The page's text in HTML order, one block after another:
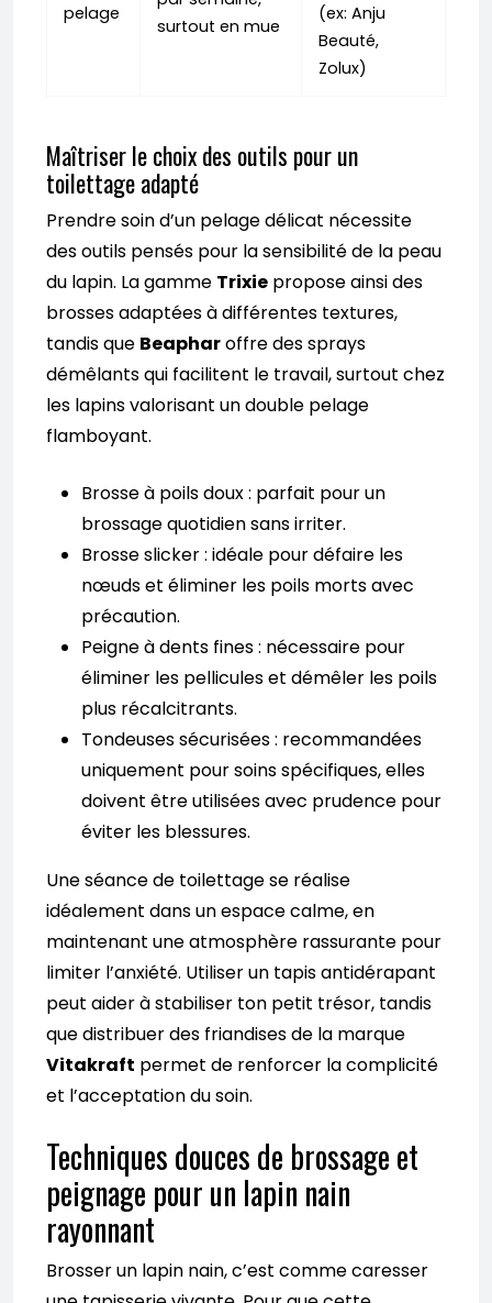
pelage
surtout en mue
(ex: Anju
Beauté,
Zolux)
Maîtriser le choix des outils pour un
toilettage adapté
Prendre soin d’un pelage délicat nécessite
des outils pensés pour la sensibilité de la peau
du lapin. La gamme Trixie propose ainsi des
brosses adaptées à différentes textures,
tandis que Beapharoffre des sprays
démêlants qui facilitent le travail, surtout chez
les lapins valorisant un double pelage
flamboyant.
Brosse à poils doux : parfait pour un
brossage quotidien sans irriter.
Brosse slicker : idéale pour défaire les
nœuds et éliminer les poils morts avec
précaution.
Peigne à dents fines : nécessaire pour
éliminer les pellicules et démêler les poils
plus récalcitrants.
Tondeuses sécurisées : recommandées
uniquement pour soins spécifiques, elles
doivent être utilisées avec prudence pour
éviter les blessures.
Une séance de toilettage se réalise
idéalement dans un espace calme, en
maintenant une atmosphère rassurante pour
limiter l’anxiété. Utiliser un tapis antidérapant
peut aider à stabiliser ton petit trésor, tandis
que distribuer des friandises de la marque
Vitakraft permet de renforcer la complicité
et l’acceptation du soin.
Techniques douces de brossage et
peignage pour un lapin nain
rayonnant
Brosser un lapin nain, c’est comme caresser